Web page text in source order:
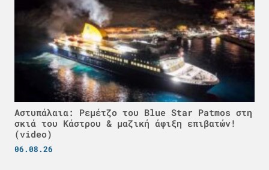
Αστυπάλαια: Ρεμέτζο του Blue Star Patmos στη
σκιά του Κάστρου & μαζική άφιξη επιβατών!
(video)
06.08.26